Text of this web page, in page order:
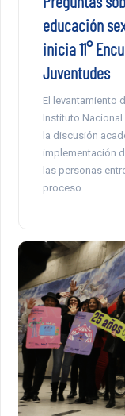
educación
inicia 11°
Juventudes
El levantamiento
Instituto
la discusión
implementación
las personas
proceso.